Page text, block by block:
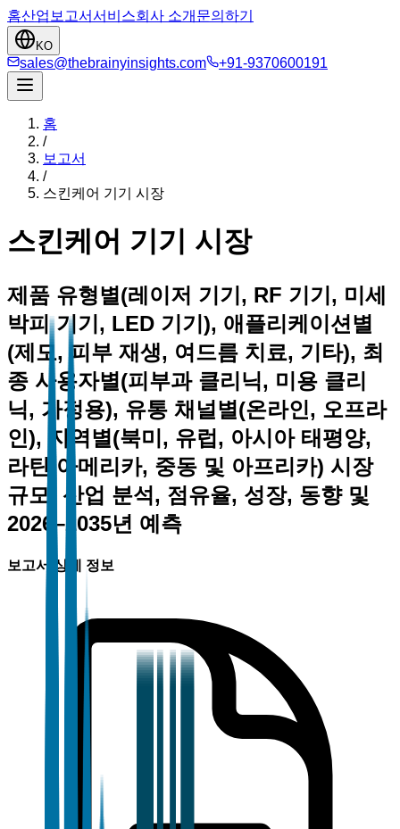
홈산업 보고서서비스회사 소개 문의하기
KO
sales@thebrainyinsights.com +91-9370600191
홈
/
보고서
/
스킨케어 기기 시장
스킨케어 기기 시장
제품 유형별(레이저 기기, RF 기기, 미세
박피 기기, LED 기기), 애플리케이션별
(제모, 피부 재생, 여드름 치료, 기타), 최
종 사용자별(피부과 클리닉, 미용 클리
닉, 가정용), 유통 채널별(온라인, 오프라
인), 지역별(북미, 유럽, 아시아 태평양,
라틴 아메리카, 중동 및 아프리카) 시장
규모, 산업 분석, 점유율, 성장, 동향 및
2026–2035년 예측
보고서 상세 정보